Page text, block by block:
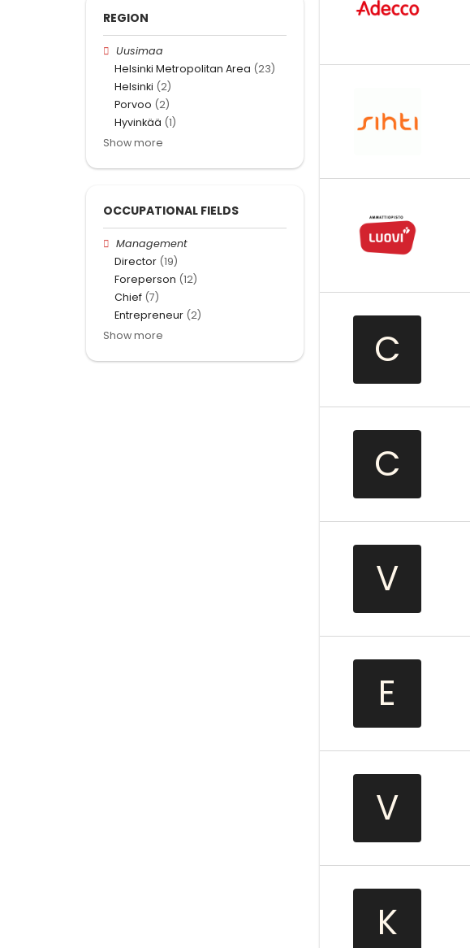
C
C
V
E
V
K
REGION
Uusimaa
Helsinki Metropolitan Area (23)
Helsinki (2)
Porvoo (2)
Hyvinkää (1)
Show more
OCCUPATIONAL FIELDS
Management
Director (19)
Foreperson (12)
Chief (7)
Entrepreneur (2)
Show more